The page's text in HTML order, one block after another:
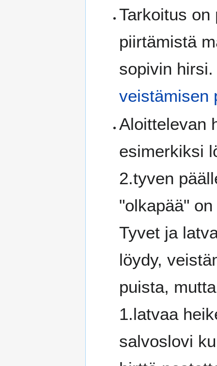
Tarkoitus
piirtämistä
sopivin
veistämisen
Aloittelevan
esimerkiksi
2.tyven
"olkapää"
Tyvet ja
löydy,
puista,
1.latvaa
salvoslovi